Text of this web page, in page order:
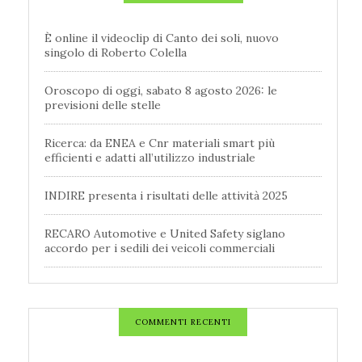
È online il videoclip di Canto dei soli, nuovo
singolo di Roberto Colella
Oroscopo di oggi, sabato 8 agosto 2026: le
previsioni delle stelle
Ricerca: da ENEA e Cnr materiali smart più
efficienti e adatti all’utilizzo industriale
INDIRE presenta i risultati delle attività 2025
RECARO Automotive e United Safety siglano
accordo per i sedili dei veicoli commerciali
COMMENTI RECENTI